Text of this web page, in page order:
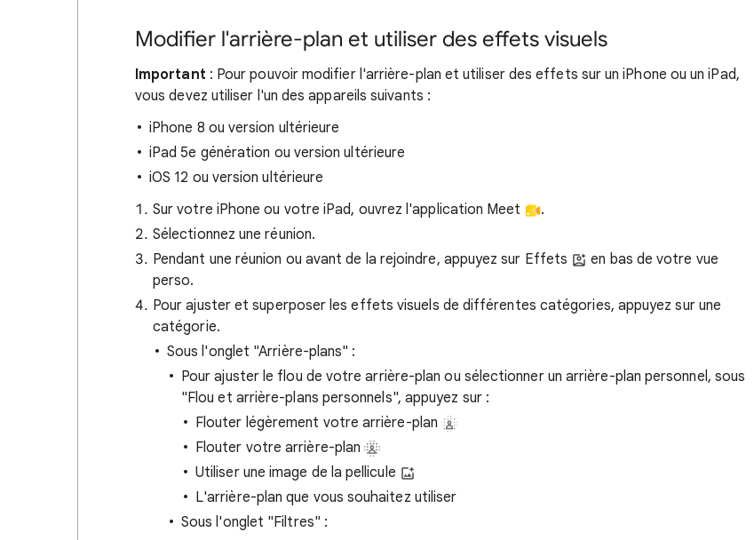
Modifier l'arrière-plan et utiliser des effets visuels
Important : Pour pouvoir modifier l'arrière-plan et utiliser des effets sur un iPhone ou un iPad,
vous devez utiliser l'un des appareils suivants :
iPhone 8 ou version ultérieure
iPad 5e génération ou version ultérieure
iOS 12 ou version ultérieure
Sur votre iPhone ou votre iPad, ouvrez l'application Meet
.
Sélectionnez une réunion.
Pendant une réunion ou avant de la rejoindre, appuyez sur Effets
en bas de votre vue
perso.
Pour ajuster et superposer les effets visuels de différentes catégories, appuyez sur une
catégorie.
Sous l'onglet "Arrière-plans" :
Pour ajuster le flou de votre arrière-plan ou sélectionner un arrière-plan personnel, sous
"Flou et arrière-plans personnels", appuyez sur :
Flouter légèrement votre arrière-plan
Flouter votre arrière-plan
Utiliser une image de la pellicule
L'arrière-plan que vous souhaitez utiliser
Sous l'onglet "Filtres" :